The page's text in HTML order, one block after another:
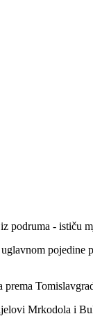
podruma - ističu
pojedine
Mrkodola i